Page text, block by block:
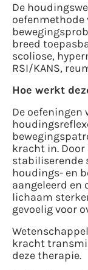
De
breed
scoliose,
RSI/KANS,
Hoe werkt
De oefeningen
kracht in. Door
stabiliserende
houdings- en
aangeleerd en
lichaam
gevoelig voor
kracht
deze therapie.